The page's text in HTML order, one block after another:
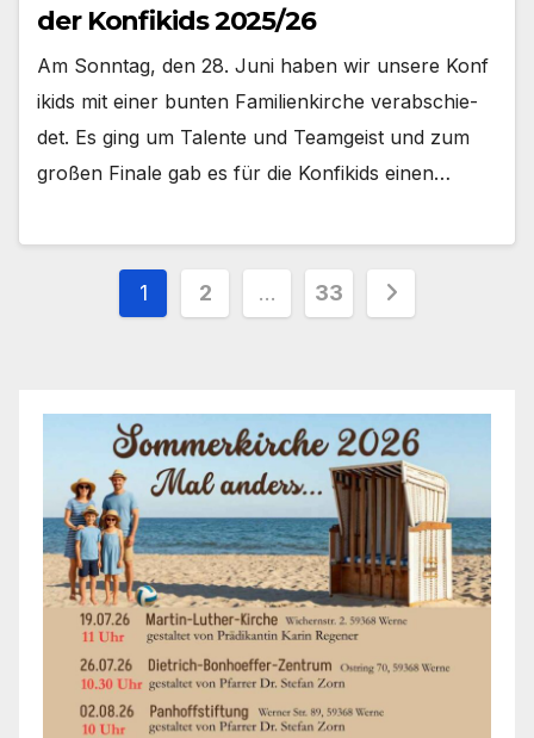
der Konfikids 2025/26
Am Sonn­tag, den 28. Juni haben wir unse­re Kon­f
i­kids mit einer bun­ten Fami­li­en­kir­che ver­ab­schie­
det. Es ging um Talen­te und Team­geist und zum
gro­ßen Fina­le gab es für die Kon­fi­kids einen…
Seitennummerierung
1 2 … 33